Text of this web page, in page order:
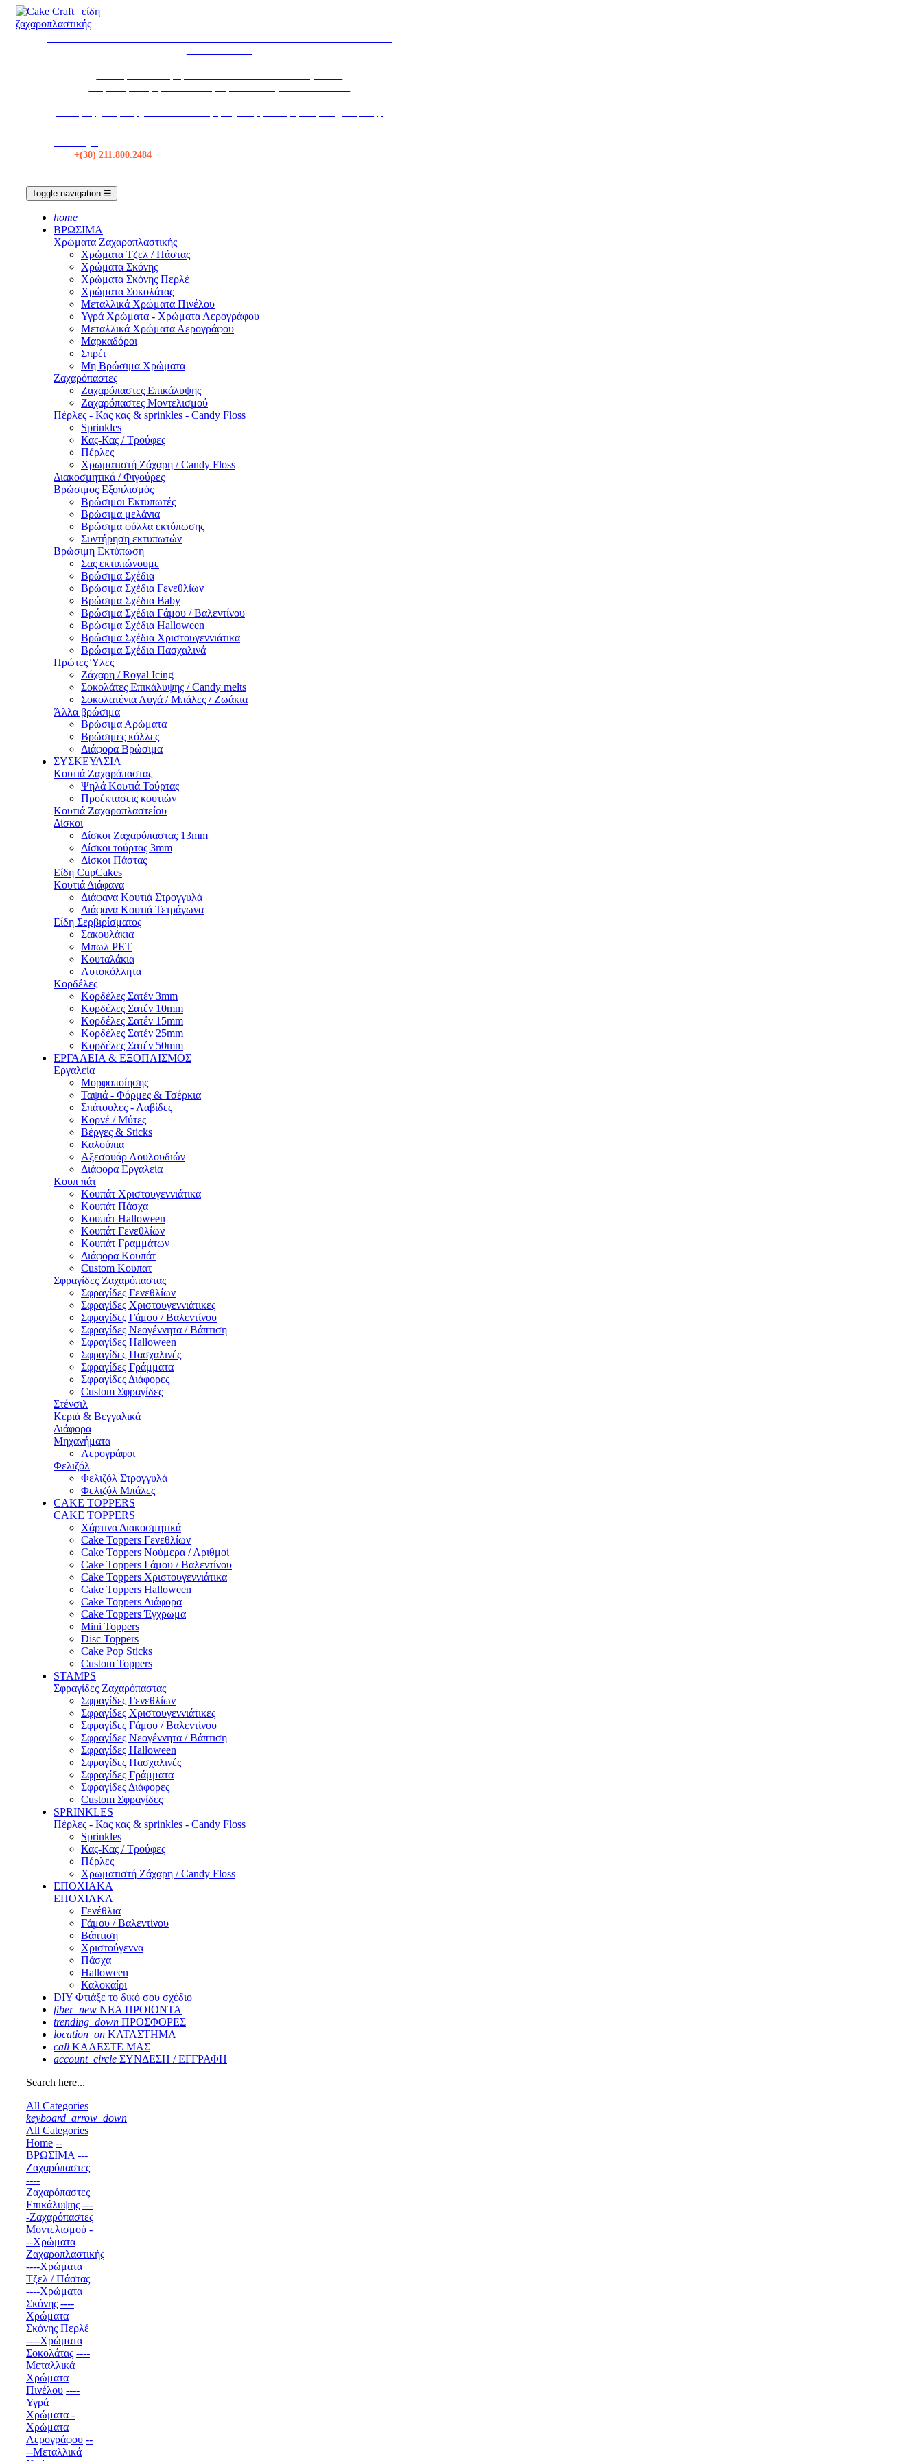
+(30) 211.800.2484
Toggle navigation ☰
home
ΒΡΩΣΙΜΑ
Χρώματα Ζαχαροπλαστικής
Χρώματα Τζελ / Πάστας
Χρώματα Σκόνης
Χρώματα Σκόνης Περλέ
Χρώματα Σοκολάτας
Μεταλλικά Χρώματα Πινέλου
Υγρά Χρώματα - Χρώματα Αερογράφου
Μεταλλικά Χρώματα Αερογράφου
Μαρκαδόροι
Σπρέι
Μη Βρώσιμα Χρώματα
Ζαχαρόπαστες
Ζαχαρόπαστες Επικάλυψης
Ζαχαρόπαστες Μοντελισμού
Πέρλες - Κας κας & sprinkles - Candy Floss
Sprinkles
Κας-Κας / Τρούφες
Πέρλες
Χρωματιστή Ζάχαρη / Candy Floss
Διακοσμητικά / Φιγούρες
Βρώσιμος Εξοπλισμός
Βρώσιμοι Εκτυπωτές
Βρώσιμα μελάνια
Βρώσιμα φύλλα εκτύπωσης
Συντήρηση εκτυπωτών
Βρώσιμη Εκτύπωση
Σας εκτυπώνουμε
Βρώσιμα Σχέδια
Βρώσιμα Σχέδια Γενεθλίων
Βρώσιμα Σχέδια Baby
Βρώσιμα Σχέδια Γάμου / Βαλεντίνου
Βρώσιμα Σχέδια Halloween
Βρώσιμα Σχέδια Χριστουγεννιάτικα
Βρώσιμα Σχέδια Πασχαλινά
Πρώτες Ύλες
Ζάχαρη / Royal Icing
Σοκολάτες Επικάλυψης / Candy melts
Σοκολατένια Αυγά / Μπάλες / Ζωάκια
Άλλα βρώσιμα
Βρώσιμα Αρώματα
Βρώσιμες κόλλες
Διάφορα Βρώσιμα
ΣΥΣΚΕΥΑΣΙΑ
Κουτιά Ζαχαρόπαστας
Ψηλά Κουτιά Τούρτας
Προέκτασεις κουτιών
Κουτιά Ζαχαροπλαστείου
Δίσκοι
Δίσκοι Ζαχαρόπαστας 13mm
Δίσκοι τούρτας 3mm
Δίσκοι Πάστας
Είδη CupCakes
Κουτιά Διάφανα
Διάφανα Κουτιά Στρογγυλά
Διάφανα Κουτιά Τετράγωνα
Είδη Σερβιρίσματος
Σακουλάκια
Μπωλ PET
Κουταλάκια
Αυτοκόλλητα
Κορδέλες
Κορδέλες Σατέν 3mm
Κορδέλες Σατέν 10mm
Κορδέλες Σατέν 15mm
Κορδέλες Σατέν 25mm
Κορδέλες Σατέν 50mm
ΕΡΓΑΛΕΙΑ & ΕΞΟΠΛΙΣΜΟΣ
Εργαλεία
Μορφοποίησης
Ταψιά - Φόρμες & Τσέρκια
Σπάτουλες - Λαβίδες
Κορνέ / Μύτες
Βέργες & Sticks
Καλούπια
Αξεσουάρ Λουλουδιών
Διάφορα Εργαλεία
Κουπ πάτ
Κουπάτ Χριστουγεννιάτικα
Κουπάτ Πάσχα
Κουπάτ Halloween
Κουπάτ Γενεθλίων
Κουπάτ Γραμμάτων
Διάφορα Κουπάτ
Custom Κουπατ
Σφραγίδες Ζαχαρόπαστας
Σφραγίδες Γενεθλίων
Σφραγίδες Χριστουγεννιάτικες
Σφραγίδες Γάμου / Βαλεντίνου
Σφραγίδες Νεογέννητα / Βάπτιση
Σφραγίδες Halloween
Σφραγίδες Πασχαλινές
Σφραγίδες Γράμματα
Σφραγίδες Διάφορες
Custom Σφραγίδες
Στένσιλ
Κεριά & Βεγγαλικά
Διάφορα
Μηχανήματα
Αερογράφοι
Φελιζόλ
Φελιζόλ Στρογγυλά
Φελιζόλ Μπάλες
CAKE TOPPERS
CAKE TOPPERS
Χάρτινα Διακοσμητικά
Cake Toppers Γενεθλίων
Cake Toppers Νούμερα / Αριθμοί
Cake Toppers Γάμου / Βαλεντίνου
Cake Toppers Χριστουγεννιάτικα
Cake Toppers Halloween
Cake Toppers Διάφορα
Cake Toppers Έγχρωμα
Mini Toppers
Disc Toppers
Cake Pop Sticks
Custom Toppers
STAMPS
Σφραγίδες Ζαχαρόπαστας
Σφραγίδες Γενεθλίων
Σφραγίδες Χριστουγεννιάτικες
Σφραγίδες Γάμου / Βαλεντίνου
Σφραγίδες Νεογέννητα / Βάπτιση
Σφραγίδες Halloween
Σφραγίδες Πασχαλινές
Σφραγίδες Γράμματα
Σφραγίδες Διάφορες
Custom Σφραγίδες
SPRINKLES
Πέρλες - Κας κας & sprinkles - Candy Floss
Sprinkles
Κας-Κας / Τρούφες
Πέρλες
Χρωματιστή Ζάχαρη / Candy Floss
ΕΠΟΧΙΑΚΑ
ΕΠΟΧΙΑΚΑ
Γενέθλια
Γάμου / Βαλεντίνου
Βάπτιση
Χριστούγεννα
Πάσχα
Halloween
Καλοκαίρι
DIY Φτιάξε το δικό σου σχέδιο
fiber_new ΝΕΑ ΠΡΟΙΟΝΤΑ
trending_down ΠΡΟΣΦΟΡΕΣ
location_on ΚΑΤΑΣΤΗΜΑ
call ΚΑΛΕΣΤΕ ΜΑΣ
account_circle ΣΥΝΔΕΣΗ / ΕΓΓΡΑΦΗ
Search here...
All Categories
keyboard_arrow_down
All Categories
Home --
ΒΡΩΣΙΜΑ ---
Ζαχαρόπαστες
----
Ζαχαρόπαστες
Επικάλυψης ---
-Ζαχαρόπαστες
Μοντελισμού -
--Χρώματα
Ζαχαροπλαστικής
----Χρώματα
Τζελ / Πάστας
----Χρώματα
Σκόνης ----
Χρώματα
Σκόνης Περλέ
----Χρώματα
Σοκολάτας ----
Μεταλλικά
Χρώματα
Πινέλου ----
Υγρά
Χρώματα -
Χρώματα
Αερογράφου --
--Μεταλλικά